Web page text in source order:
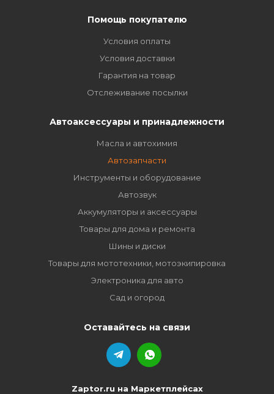
Помощь покупателю
Условия оплаты
Условия доставки
Гарантия на товар
Отслеживание посылки
Автоаксессуары и принадлежности
Масла и автохимия
Автозапчасти
Инструменты и оборудование
Автозвук
Аккумуляторы и аксессуары
Товары для дома и ремонта
Шины и диски
Товары для мототехники, мотоэкипировка
Электроника для авто
Сад и огород
Оставайтесь на связи
Zaptor.ru на Маркетплейсах